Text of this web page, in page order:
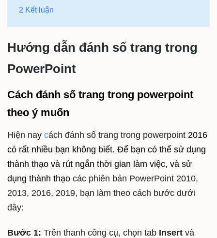
2 Kết luận
Hướng dẫn đánh số trang trong
PowerPoint
Cách đánh số trang trong powerpoint
theo ý muốn
Hiện nay cách đánh số trang trong powerpoint 2016
có rất nhiều bạn không biết. Để bạn có thể sử dụng
thành thạo và rút ngắn thời gian làm việc, và sử
dụng thành thạo các phiên bản PowerPoint 2010,
2013, 2016, 2019, bạn làm theo cách bước dưới
đây:
Bước 1: Trên thanh công cụ, chọn tab Insert và